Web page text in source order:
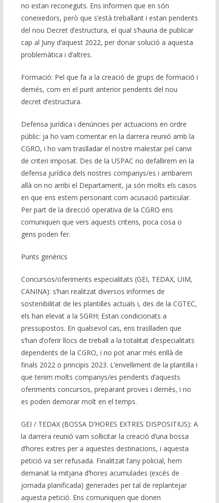
no estan reconeguts. Ens informen que en són
coneixedors, però que s’està treballant i estan pendents
del nou Decret d’estructura, el qual s’hauria de publicar
cap al Juny d’aquest 2022, per donar solució a aquesta
problemàtica i d’altres.
Formació: Pel que fa a la creació de grups de formació i
demés, com en el punt anterior pendents del nou
decret d’estructura.
Defensa jurídica i denúncies per actuacions en ordre
públic: ja ho vam comentar en la darrera reunió amb la
CGRO, i ho vam traslladar el nostre malestar pel canvi
de criteri imposat. Des de la USPAC no defallirem en la
defensa jurídica dels nostres companys/es i arribarem
allà on no arribi el Departament, ja són molts els casos
en que ens estem personant com acusació particular.
Per part de la direcció operativa de la CGRO ens
comuniquen que vers aquests criteris, poca cosa o
gens poden fer.
Punts genèrics
Concursos/oferiments especialitats (GEI, TEDAX, UIM,
CANINA): s’han realitzat diversos informes de
sostenibilitat de les plantilles actuals i, des de la CGTEC,
els han elevat a la SGRH; Estan condicionats a
pressupostos. En qualsevol cas, ens traslladen que
s’han d’oferir llocs de treball a la totalitat d’especialitats
dependents de la CGRO, i no pot anar més enllà de
finals 2022 o principis 2023. L’envelliment de la plantilla i
que tenim molts companys/es pendents d’aquests
oferiments concursos, preparant proves i demés, i no
es poden demorar molt en el temps.
GEI / TEDAX (BOSSA D’HORES EXTRES DISPOSITIUS): A
la darrera reunió vam sol·licitar la creació d’una bossa
d’hores extres per a aquestes destinacions, i aquesta
petició va ser refusada. Finalitzat l’any policial, hem
demanat la mitjana d’hores acumulades (excés de
jornada planificada) generades per tal de replantejar
aquesta petició. Ens comuniquen que donen